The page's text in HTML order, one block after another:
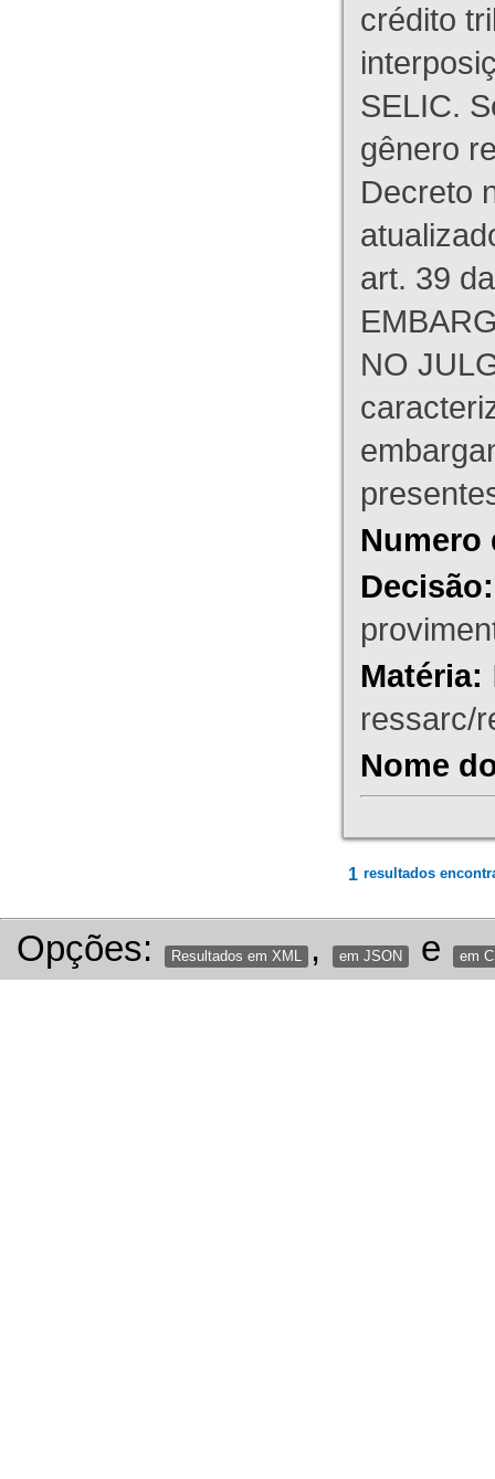
crédito
SELIC.
gênero
Decreto
art. 39
NO
Numero
Decisão:
Matéria:
ressarc/
Nome
1 resultados
Opções: Resultados em XML , em JSON e em